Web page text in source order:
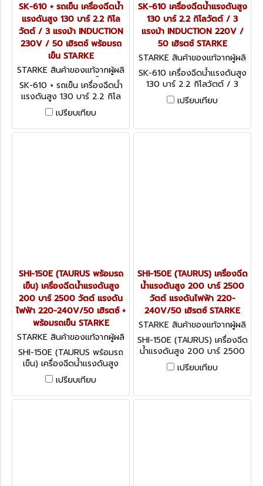
SK-610 + รถเข็น เครื่องฉีดน้ำ
แรงดันสูง 130 บาร์ 2.2 กิโล
วัตต์ / 3 แรงม้า INDUCTION
230V / 50 เฮิรตช์ พร้อมรถ
เข็น STARKE
STARKE สินค้าของแท้จากผู้ผลิ
ต SK-610 + รถเข็น
SK-610 + รถเข็น เครื่องฉีดน้ำ
แรงดันสูง 130 บาร์ 2.2 กิโล
วัตต์ / 3 แรงม้า INDUCTION
230V / 50 เฮิรตช์ พร้อมรถ
เข็น STARKE
เปรียบเทียบ
SK-610 เครื่องฉีดน้ำแรงดันสูง
130 บาร์ 2.2 กิโลวัตต์ / 3
แรงม้า INDUCTION 220V /
50 เฮิรตช์ STARKE
STARKE สินค้าของแท้จากผู้ผลิ
ต SK-610
SK-610 เครื่องฉีดน้ำแรงดันสูง
130 บาร์ 2.2 กิโลวัตต์ / 3
แรงม้า INDUCTION 220V /
50 เฮิรตช์ STARKE
เปรียบเทียบ
SHI-150E (TAURUS พร้อมรถ
เข็น) เครื่องฉีดน้ำแรงดันสูง
200 บาร์ 2500 วัตต์ แรงดัน
ไฟฟ้า 220-240V/50 เฮิรตซ์ +
พร้อมรถเข็น STARKE
STARKE สินค้าของแท้จากผู้ผลิ
ต SHI-150E (TAURUS พร้อมร
ถเข็น)
SHI-150E (TAURUS พร้อมรถ
เข็น) เครื่องฉีดน้ำแรงดันสูง
200 บาร์ 2500 วัตต์ แรงดัน
ไฟฟ้า 220-240V/50 เฮิรตซ์
+ พร้อมรถเข็น STARKE
เปรียบเทียบ
SHI-150E (TAURUS) เครื่องฉีด
น้ำแรงดันสูง 200 บาร์ 2500
วัตต์ แรงดันไฟฟ้า 220-
240V/50 เฮิรตซ์ STARKE
STARKE สินค้าของแท้จากผู้ผลิ
ต SHI-150E (TAURUS)
SHI-150E (TAURUS) เครื่องฉีด
น้ำแรงดันสูง 200 บาร์ 2500
วัตต์ แรงดันไฟฟ้า 220-
240V/50 เฮิรตซ์ STARKE
เปรียบเทียบ